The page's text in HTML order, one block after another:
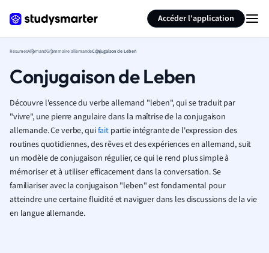
Accéder l'application
ResumesAllemandGrammaire allemandeConjugaison de Leben
Conjugaison de Leben
Découvre l'essence du verbe allemand "leben", qui se traduit par
"vivre", une pierre angulaire dans la maîtrise de la conjugaison
allemande. Ce verbe, quifaitpartie intégrante de l'expression des
routines quotidiennes, des rêves et des expériences en allemand, suit
un modèle de conjugaison régulier, ce qui le rend plus simple à
mémoriser et à utiliser efficacement dans la conversation. Se
familiariser avec la conjugaison "leben" est fondamental pour
atteindre une certaine fluidité et naviguer dans les discussions de la vie
en langue allemande.
Résumer la page